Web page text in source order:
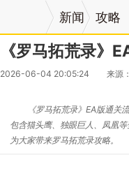
新闻 攻略
《罗马拓荒录》
2026-06-04 20:05:24 来源
《罗马拓荒录》EA版通关
包含猫头鹰、独眼巨人、凤凰
为大家带来罗马拓荒录攻略。